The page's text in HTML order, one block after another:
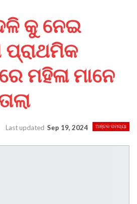
କୁ ନେଇ
ପ୍ରାଥମିକ
ମହିଳା ମାନେ
ଅଞ୍ଚଳ ସମସ୍ୟା
Last updated Sep 19, 2024